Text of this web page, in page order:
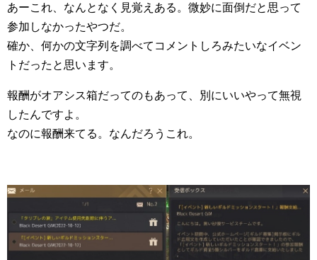
あーこれ、なんとなく見覚えある。微妙に面倒だと思って
参加しなかったやつだ。
確か、何かの文字列を調べてコメントしろみたいなイベン
トだったと思います。
報酬がオアシス箱だってのもあって、別にいいやって無視
したんですよ。
なのに報酬来てる。なんだろうこれ。